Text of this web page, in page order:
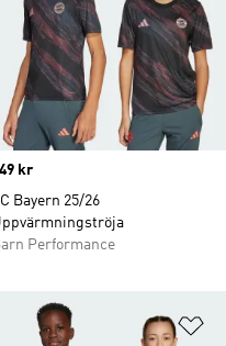
kr
Bayern 25/26
Performance
till på önskelistan